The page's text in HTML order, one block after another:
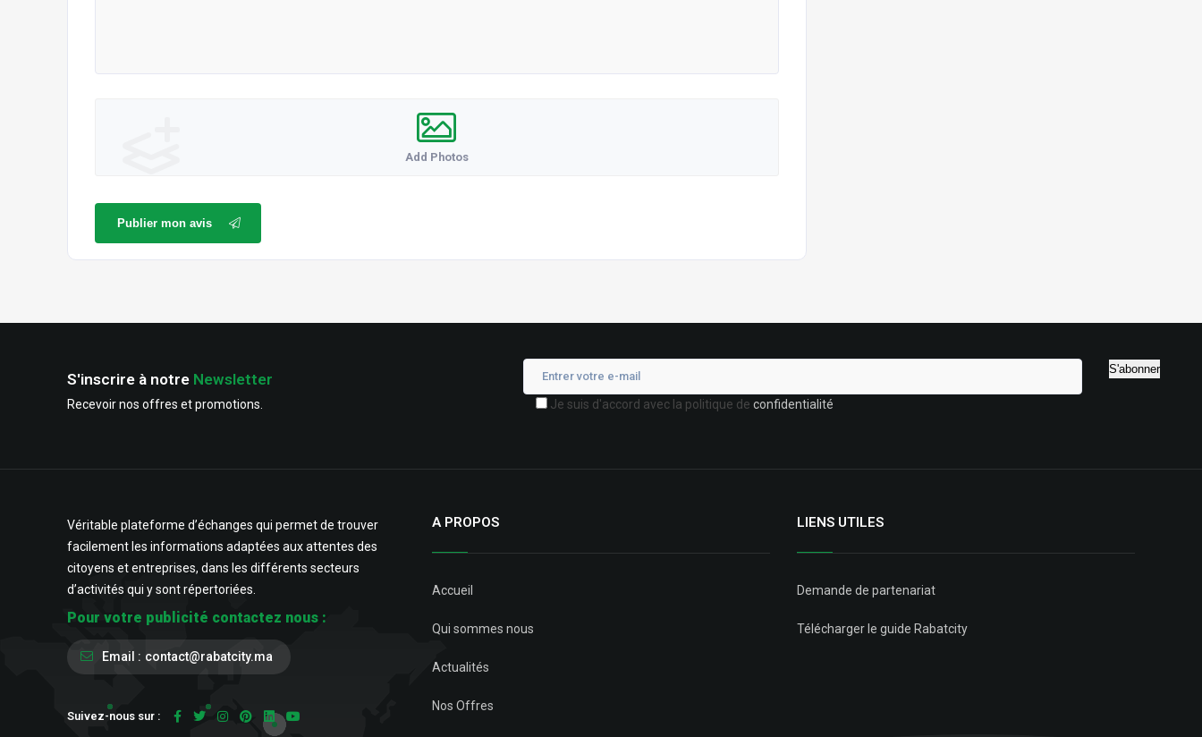
Add Photos
Publier mon avis
S'inscrire à notre Newsletter
Recevoir nos offres et promotions. Je suis d'accord avec la politique de confidentialité
Véritable plateforme d’échanges qui permet de trouver
facilement les informations adaptées aux attentes des
citoyens et entreprises, dans les différents secteurs
d’activités qui y sont répertoriées.
Pour votre publicité contactez nous :
Email : contact@rabatcity.ma
Suivez-nous sur :
A PROPOS
Accueil
Qui sommes nous
Actualités
Nos Offres
LIENS UTILES
Demande de partenariat
Télécharger le guide Rabatcity